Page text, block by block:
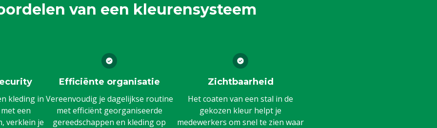
van een kleurensysteem
kleding in
een
verklein je
Efficiënte organisatie
Vereenvoudig je dagelijkse routine
met efficiënt georganiseerde
gereedschappen en kleding op
Zichtbaarheid
Het coaten van een stal in de
gekozen kleur helpt je
medewerkers om snel te zien waar